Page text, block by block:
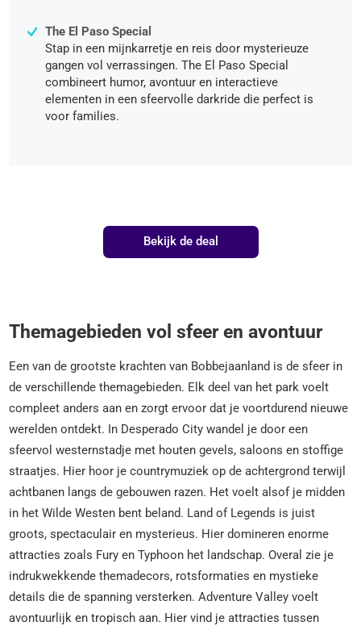
The El Paso Special
Stap in een mijnkarretje en reis door mysterieuze
gangen vol verrassingen. The El Paso Special
combineert humor, avontuur en interactieve
elementen in een sfeervolle darkride die perfect is
voor families.
Bekijk de deal
Themagebieden vol sfeer en avontuur
Een van de grootste krachten van Bobbejaanland is de sfeer in
de verschillende themagebieden. Elk deel van het park voelt
compleet anders aan en zorgt ervoor dat je voortdurend nieuwe
werelden ontdekt. In Desperado City wandel je door een
sfeervol westernstadje met houten gevels, saloons en stoffige
straatjes. Hier hoor je countrymuziek op de achtergrond terwijl
achtbanen langs de gebouwen razen. Het voelt alsof je midden
in het Wilde Westen bent beland. Land of Legends is juist
groots, spectaculair en mysterieus. Hier domineren enorme
attracties zoals Fury en Typhoon het landschap. Overal zie je
indrukwekkende themadecors, rotsformaties en mystieke
details die de spanning versterken. Adventure Valley voelt
avontuurlijk en tropisch aan. Hier vind je attracties tussen